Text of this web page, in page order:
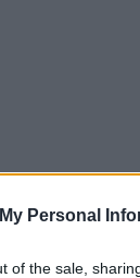
Personal
of the sale,